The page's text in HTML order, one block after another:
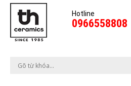
Hotline
0966558808